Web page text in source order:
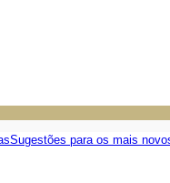
Sugestões para os mais